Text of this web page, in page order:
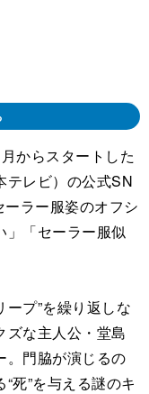
からスタートした
テレビ）の公式SN
ラー服姿のオフシ
」「セーラー服似
ープ”を繰り返しな
ズな主人公・堂島
。門脇が演じるの
死”を与える謎のキ